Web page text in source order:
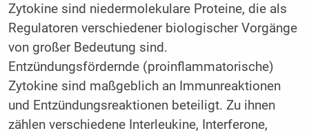
Zytokine sind niedermolekulare Proteine, die als
Regulatoren verschiedener biologischer Vorgänge
von großer Bedeutung sind.
Entzündungsfördernde (proinflammatorische)
Zyto­kine sind maßgeblich an Immunreaktionen
und Entzündungsreaktionen beteiligt. Zu ihnen
zählen verschiedene Interleukine, Interferone,